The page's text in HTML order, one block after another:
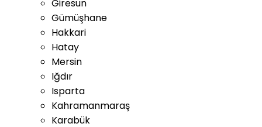
Giresun
Gümüşhane
Hakkari
Hatay
Mersin
Iğdır
Isparta
Kahramanmaraş
Karabük